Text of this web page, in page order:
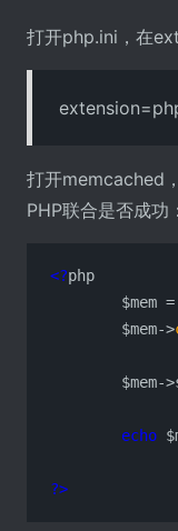
打开php.ini，在
打开memcached
PHP联合是否成功：
<?php
	$mem->
$mem-
echo
?>